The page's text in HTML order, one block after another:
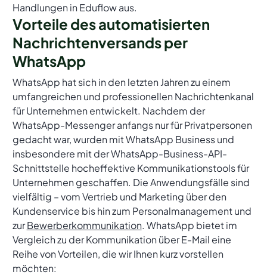
Handlungen in Eduflow aus.
Vorteile des automatisierten
Nachrichtenversands per
WhatsApp
WhatsApp hat sich in den letzten Jahren zu einem
umfangreichen und professionellen Nachrichtenkanal
für Unternehmen entwickelt. Nachdem der
WhatsApp-Messenger anfangs nur für Privatpersonen
gedacht war, wurden mit WhatsApp Business und
insbesondere mit der WhatsApp-Business-API-
Schnittstelle hocheffektive Kommunikationstools für
Unternehmen geschaffen. Die Anwendungsfälle sind
vielfältig – vom Vertrieb und Marketing über den
Kundenservice bis hin zum Personalmanagement und
zurBewerberkommunikation. WhatsApp bietet im
Vergleich zu der Kommunikation über E-Mail eine
Reihe von Vorteilen, die wir Ihnen kurz vorstellen
möchten: